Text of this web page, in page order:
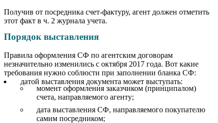
Получив от посредника счет-фактуру, агент должен отметить
этот факт в ч. 2 журнала учета.
Порядок выставления
Правила оформления СФ по агентским договорам
незначительно изменились с октября 2017 года. Вот какие
требования нужно соблюсти при заполнении бланка СФ:
датой выставления документа может выступать:
момент оформления заказчиком (принципалом)
счета, направляемого агенту;
дата выставления СФ, направляемого покупателю
самим посредником;